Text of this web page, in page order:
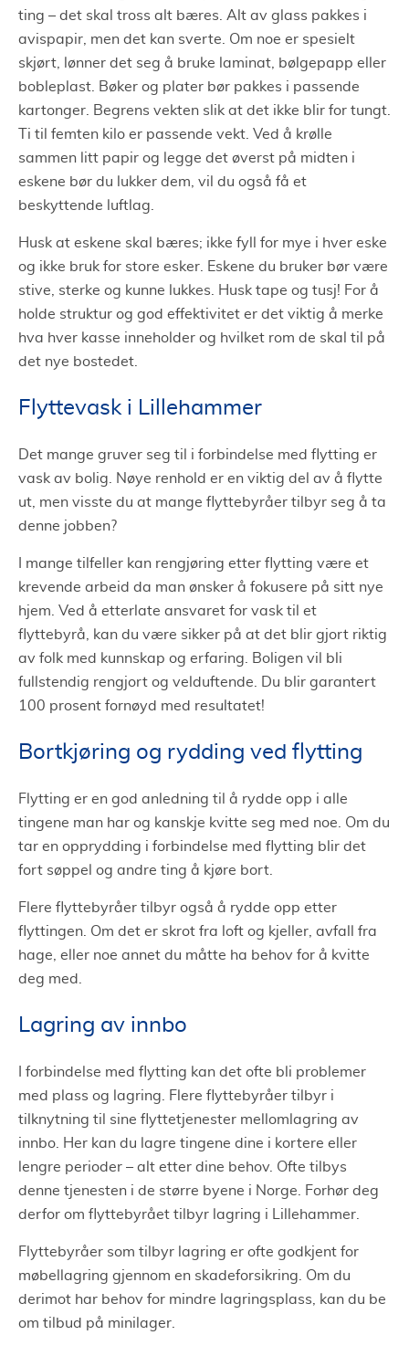
ting – det skal tross alt bæres. Alt av glass pakkes i
avispapir, men det kan sverte. Om noe er spesielt
skjørt, lønner det seg å bruke laminat, bølgepapp eller
bobleplast. Bøker og plater bør pakkes i passende
kartonger. Begrens vekten slik at det ikke blir for tungt.
Ti til femten kilo er passende vekt. Ved å krølle
sammen litt papir og legge det øverst på midten i
eskene bør du lukker dem, vil du også få et
beskyttende luftlag.
Husk at eskene skal bæres; ikke fyll for mye i hver eske
og ikke bruk for store esker. Eskene du bruker bør være
stive, sterke og kunne lukkes. Husk tape og tusj! For å
holde struktur og god effektivitet er det viktig å merke
hva hver kasse inneholder og hvilket rom de skal til på
det nye bostedet.
Flyttevask i Lillehammer
Det mange gruver seg til i forbindelse med flytting er
vask av bolig. Nøye renhold er en viktig del av å flytte
ut, men visste du at mange flyttebyråer tilbyr seg å ta
denne jobben?
I mange tilfeller kan rengjøring etter flytting være et
krevende arbeid da man ønsker å fokusere på sitt nye
hjem. Ved å etterlate ansvaret for vask til et
flyttebyrå, kan du være sikker på at det blir gjort riktig
av folk med kunnskap og erfaring. Boligen vil bli
fullstendig rengjort og velduftende. Du blir garantert
100 prosent fornøyd med resultatet!
Bortkjøring og rydding ved flytting
Flytting er en god anledning til å rydde opp i alle
tingene man har og kanskje kvitte seg med noe. Om du
tar en opprydding i forbindelse med flytting blir det
fort søppel og andre ting å kjøre bort.
Flere flyttebyråer tilbyr også å rydde opp etter
flyttingen. Om det er skrot fra loft og kjeller, avfall fra
hage, eller noe annet du måtte ha behov for å kvitte
deg med.
Lagring av innbo
I forbindelse med flytting kan det ofte bli problemer
med plass og lagring. Flere flyttebyråer tilbyr i
tilknytning til sine flyttetjenester mellomlagring av
innbo. Her kan du lagre tingene dine i kortere eller
lengre perioder – alt etter dine behov. Ofte tilbys
denne tjenesten i de større byene i Norge. Forhør deg
derfor om flyttebyrået tilbyr lagring i Lillehammer.
Flyttebyråer som tilbyr lagring er ofte godkjent for
møbellagring gjennom en skadeforsikring. Om du
derimot har behov for mindre lagringsplass, kan du be
om tilbud på minilager.